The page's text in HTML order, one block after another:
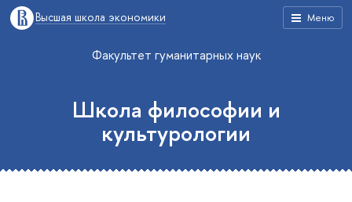
Меню
Высшая школа экономики
Факультет гуманитарных наук
Школа философии и
культурологии